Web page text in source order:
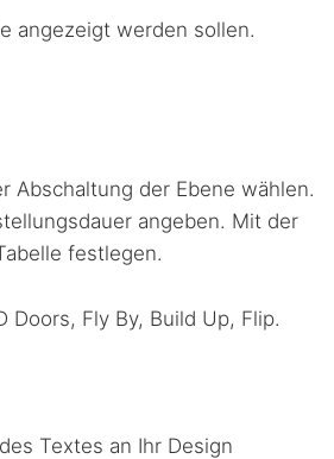
angezeigt werden sollen.
Abschaltung der Ebene wählen.
angeben. Mit der
festlegen.
Fly By, Build Up, Flip.
Textes an Ihr Design